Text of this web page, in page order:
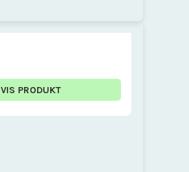
VIS PRODUKT